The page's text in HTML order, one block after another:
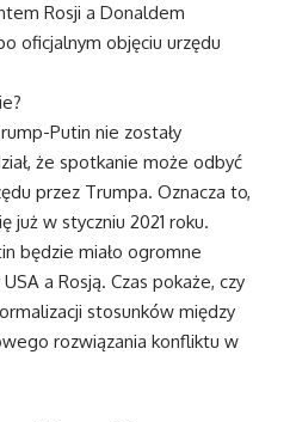
Rosji a Donaldem
oficjalnym objęciu urzędu
Putin nie zostały
że spotkanie może odbyć
przez Trumpa. Oznacza to,
już w styczniu 2021 roku.
będzie miało ogromne
a Rosją. Czas pokaże, czy
stosunków między
rozwiązania konfliktu w